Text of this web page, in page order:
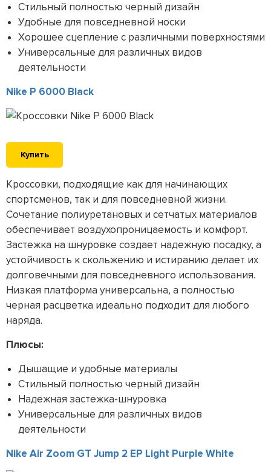
Стильный полностью черный дизайн
Удобные для повседневной носки
Хорошее сцепление с различными поверхностями
Универсальные для различных видов
деятельности
Nike P 6000 Black
Купить
Кроссовки, подходящие как для начинающих
спортсменов, так и для повседневной жизни.
Сочетание полиуретановых и сетчатых материалов
обеспечивает воздухопроницаемость и комфорт.
Застежка на шнуровке создает надежную посадку, а
устойчивость к скольжению и истиранию делает их
долговечными для повседневного использования.
Низкая платформа универсальна, а полностью
черная расцветка идеально подходит для любого
наряда.
Плюсы:
Дышащие и удобные материалы
Стильный полностью черный дизайн
Надежная застежка-шнуровка
Универсальные для различных видов
деятельности
Nike Air Zoom GT Jump 2 EP Light Purple White